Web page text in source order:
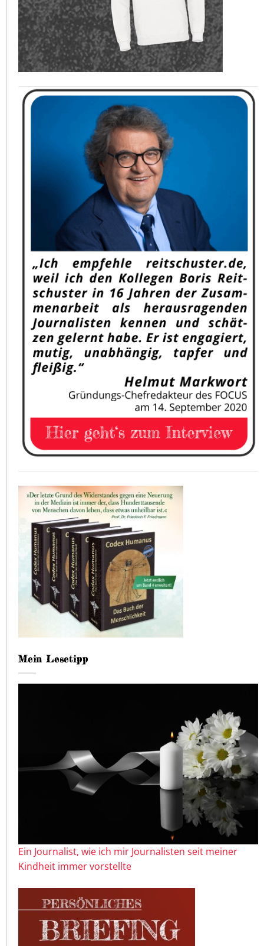
Mein Lesetipp
Ein Journalist, wie ich mir Journalisten seit meiner
Kindheit immer vorstellte